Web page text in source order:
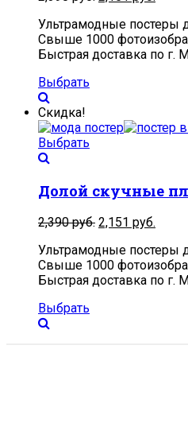
Ультрамодные постеры
Свыше 1000
Быстрая доставка по
Выбрать
Скидка!
Выбрать
Долой скучные
2,390руб. 2,151 руб.
Ультрамодные постеры
Свыше 1000
Быстрая доставка по
Выбрать